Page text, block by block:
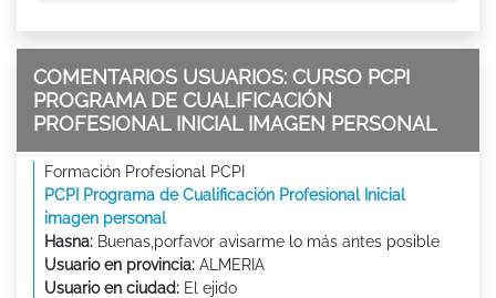
COMENTARIOS USUARIOS: CURSO PCPI
PROGRAMA DE CUALIFICACIÓN
PROFESIONAL INICIAL IMAGEN PERSONAL
Formación Profesional PCPI
PCPI Programa de Cualificación Profesional Inicial
imagen personal
Hasna: Buenas,porfavor avisarme lo más antes posible
Usuario en provincia: ALMERIA
Usuario en ciudad: El ejido